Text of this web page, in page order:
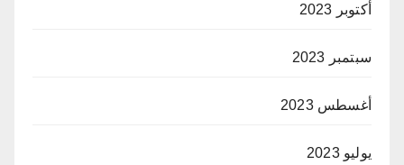
أكتوبر 2023
سبتمبر 2023
أغسطس 2023
يوليو 2023